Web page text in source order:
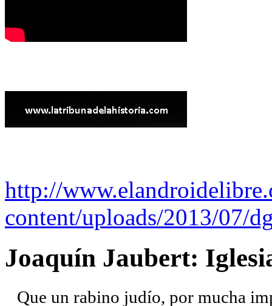
http://
content/uploads/2013/07/
Joaquín Jaubert:
Que un rabino judío, por mucha